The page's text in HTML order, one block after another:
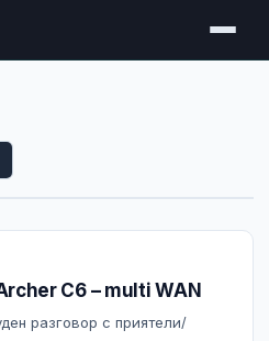
C6 – multi WAN
разговор с приятели/